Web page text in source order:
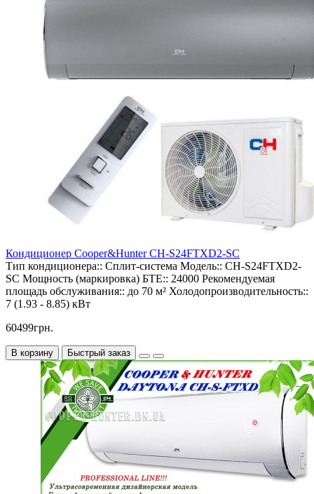
Кондиционер Cooper&Hunter CH-S24FTXD2-SC
Тип кондиционера:: Сплит-система Модель:: CH-S24FTXD2-
SC Мощность (маркировка) БТЕ:: 24000 Рекомендуемая
площадь обслуживания:: до 70 м² Холодопроизводительность::
7 (1.93 - 8.85) кВт
60499грн.
В корзину Быстрый заказ